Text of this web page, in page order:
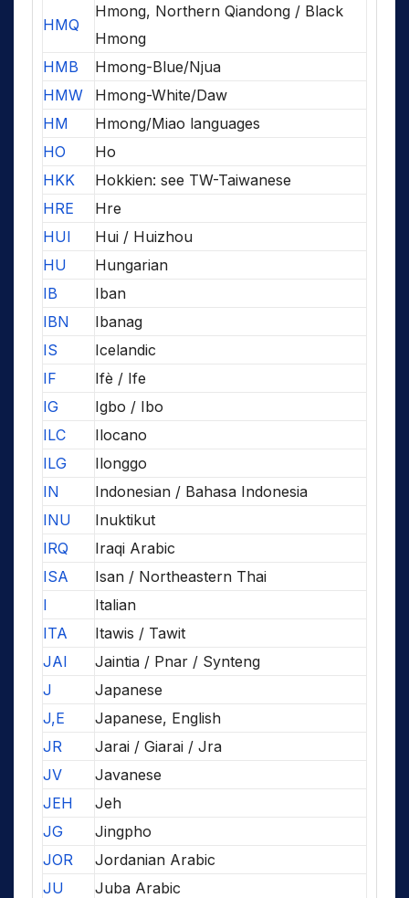
HMQ
Hmong, Northern Qiandong / Black
Hmong
HMB
Hmong-Blue/Njua
HMW
Hmong-White/Daw
HM
Hmong/Miao languages
HO
Ho
HKK
Hokkien: see TW-Taiwanese
HRE
Hre
HUI
Hui / Huizhou
HU
Hungarian
IB
Iban
IBN
Ibanag
IS
Icelandic
IF
Ifè / Ife
IG
Igbo / Ibo
ILC
Ilocano
ILG
Ilonggo
IN
Indonesian / Bahasa Indonesia
INU
Inuktikut
IRQ
Iraqi Arabic
ISA
Isan / Northeastern Thai
I
Italian
ITA
Itawis / Tawit
JAI
Jaintia / Pnar / Synteng
J
Japanese
J,E
Japanese, English
JR
Jarai / Giarai / Jra
JV
Javanese
JEH
Jeh
JG
Jingpho
JOR
Jordanian Arabic
JU
Juba Arabic